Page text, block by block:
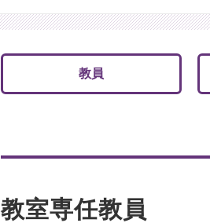
教員
教室専任教員